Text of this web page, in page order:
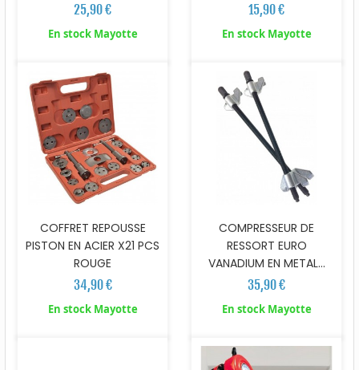
25,90 €
En stock Mayotte
15,90 €
En stock Mayotte
COFFRET REPOUSSE
PISTON EN ACIER X21 PCS
ROUGE
34,90 €
En stock Mayotte
COMPRESSEUR DE
RESSORT EURO
VANADIUM EN METAL...
35,90 €
En stock Mayotte